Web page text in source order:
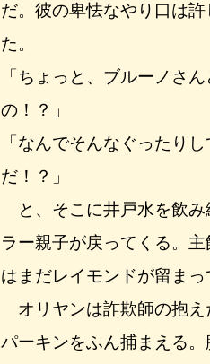
だ。彼の卑怯なやり口は
た。
「ちょっと、ブルーノさ
の！？」
「なんでそんなぐったり
だ！？」
と、そこに井戸水を飲み
ラー親子が戻ってくる。
はまだレイモンドが留ま
オリヤンは詐欺師の抱え
パーキンをふん捕まえる